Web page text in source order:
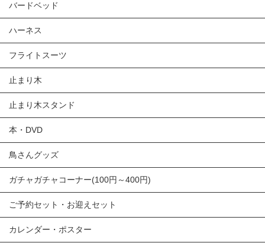
バードベッド
ハーネス
フライトスーツ
止まり木
止まり木スタンド
本・DVD
鳥さんグッズ
ガチャガチャコーナー(100円～400円)
ご予約セット・お迎えセット
カレンダー・ポスター